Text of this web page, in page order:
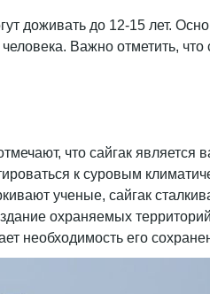
доживать до 12-15 лет.
Важно отметить, что
что сайгак
к суровым
ученые, сайгак
охраняемых
необходимость его